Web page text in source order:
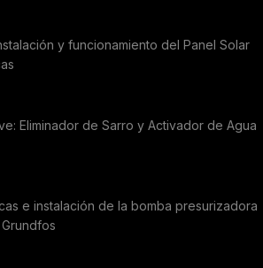
y funcionamiento del Panel Solar
Eliminador de Sarro y Activador de Agua
e instalación de la bomba presurizadora